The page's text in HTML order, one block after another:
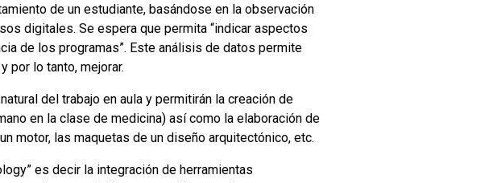
de un estudiante, basándose en la observación
digitales. Se espera que permita “indicar aspectos
de los programas”. Este análisis de datos permite
por lo tanto, mejorar.
del trabajo en aula y permitirán la creación de
en la clase de medicina) así como la elaboración de
motor, las maquetas de un diseño arquitectónico, etc.
es decir la integración de herramientas